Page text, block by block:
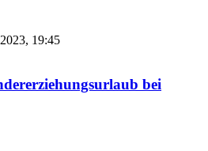
19:45
bei